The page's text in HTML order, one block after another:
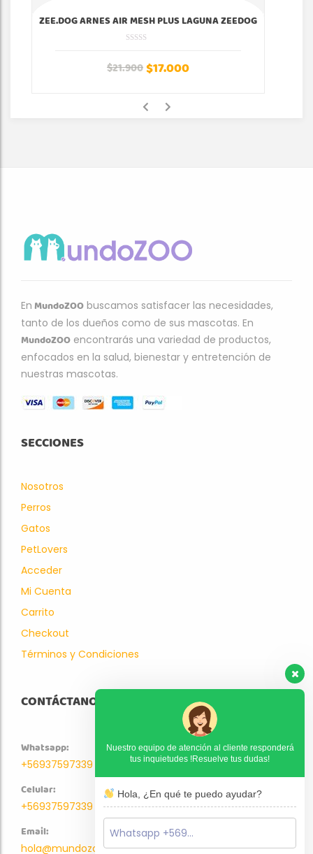
ZEE.DOG ARNES AIR MESH PLUS LAGUNA ZEEDOG
$21.900$17.000
En MundoZOO buscamos satisfacer las necesidades,
tanto de los dueños como de sus mascotas. En
MundoZOO encontrarás una variedad de productos,
enfocados en la salud, bienestar y entretención de
nuestras mascotas.
SECCIONES
Nosotros
Perros
Gatos
PetLovers
Acceder
Mi Cuenta
Carrito
Checkout
Términos y Condiciones
CONTÁCTANOS
Whatsapp:
+56937597339
Celular:
+56937597339
Email:
hola@mundozoo.cl
Nuestro equipo de atención al cliente responderá
tus inquietudes !Resuelve tus dudas!
Hola, ¿En qué te puedo ayudar?